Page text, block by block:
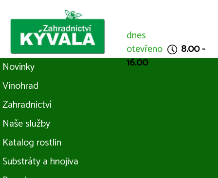
dnes
otevřeno
8.00 -
16.00
Novinky
Vinohrad
Zahradnictví
Naše služby
Katalog rostlin
Substráty a hnojiva